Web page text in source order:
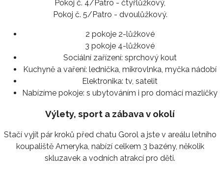
Pokoj č. 4/Patro - čtyřlůžkový,
Pokoj č. 5/Patro - dvoulůžkový.
2 pokoje 2-lůžkové
3 pokoje 4-lůžkové
Sociální zařízení: sprchový kout
Kuchyně a vaření: lednička, mikrovlnka, myčka nádobí
Elektronika: tv, satelit
Nabízíme pokoje: s ubytováním i pro domácí mazlíčky
Výlety, sport a zábava v okolí
Stačí vyjít pár kroků před chatu Gorol a jste v areálu letního
koupaliště Ameryka, nabízí celkem 3 bazény, několik
skluzavek a vodních atrakcí pro děti.